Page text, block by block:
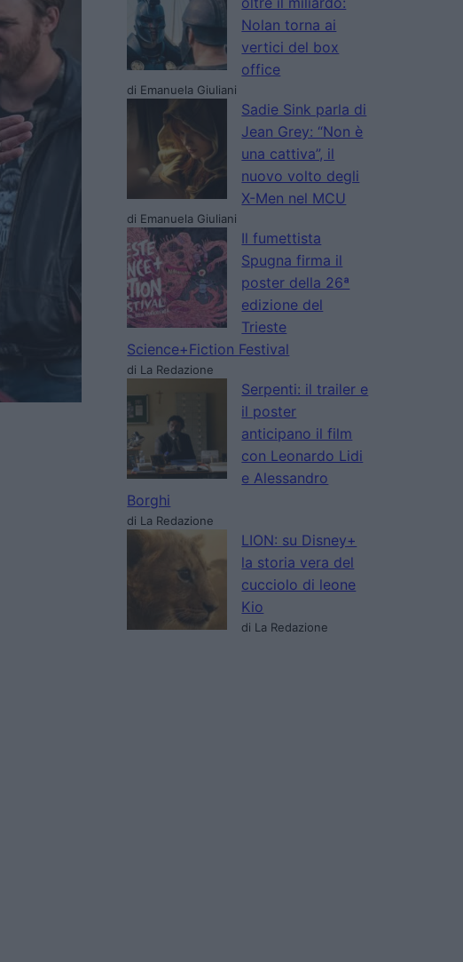
Nolan torna ai
vertici del box
office
di Emanuela Giuliani
Sadie Sink parla di
Jean Grey: “Non è
una cattiva”, il
nuovo volto degli
X-Men nel MCU
di Emanuela Giuliani
Il fumettista
Spugna firma il
poster della 26ª
edizione del
Trieste
Science+Fiction Festival
di La Redazione
Serpenti: il trailer e
il poster
anticipano il film
con Leonardo Lidi
e Alessandro
Borghi
di La Redazione
LION: su Disney+
la storia vera del
cucciolo di leone
Kio
di La Redazione